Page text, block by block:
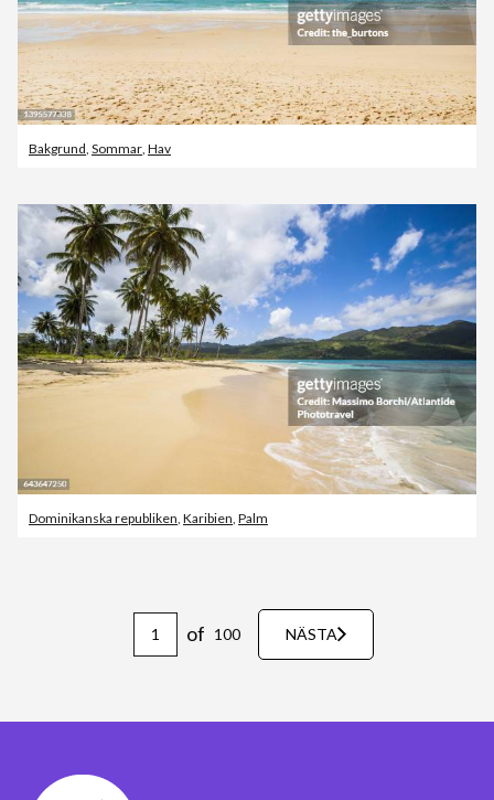
Bakgrund Sommar Hav
Dominikanska republiken Karibien Palm
of 100 NÄSTA